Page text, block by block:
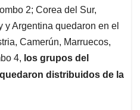
2; Corea del Sur,
y Argentina quedaron en el
Camerún, Marruecos,
4, los grupos del
quedaron distribuidos de la